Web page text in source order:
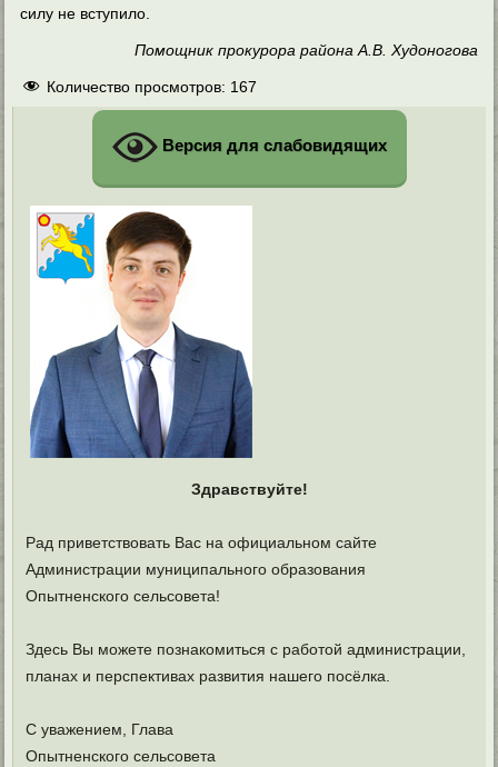
силу не вступило.
Помощник прокурора района А.В. Худоногова
Количество просмотров: 167
Версия для слабовидящих
Здравствуйте!
Рад приветствовать Вас на официальном сайте
Администрации муниципального образования
Опытненского сельсовета!
Здесь Вы можете познакомиться с работой администрации,
планах и перспективах развития нашего посёлка.
С уважением, Глава
Опытненского сельсовета